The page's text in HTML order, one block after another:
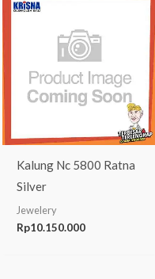
Kalung Nc 5800 Ratna
Silver
Jewelery
Rp10.150.000